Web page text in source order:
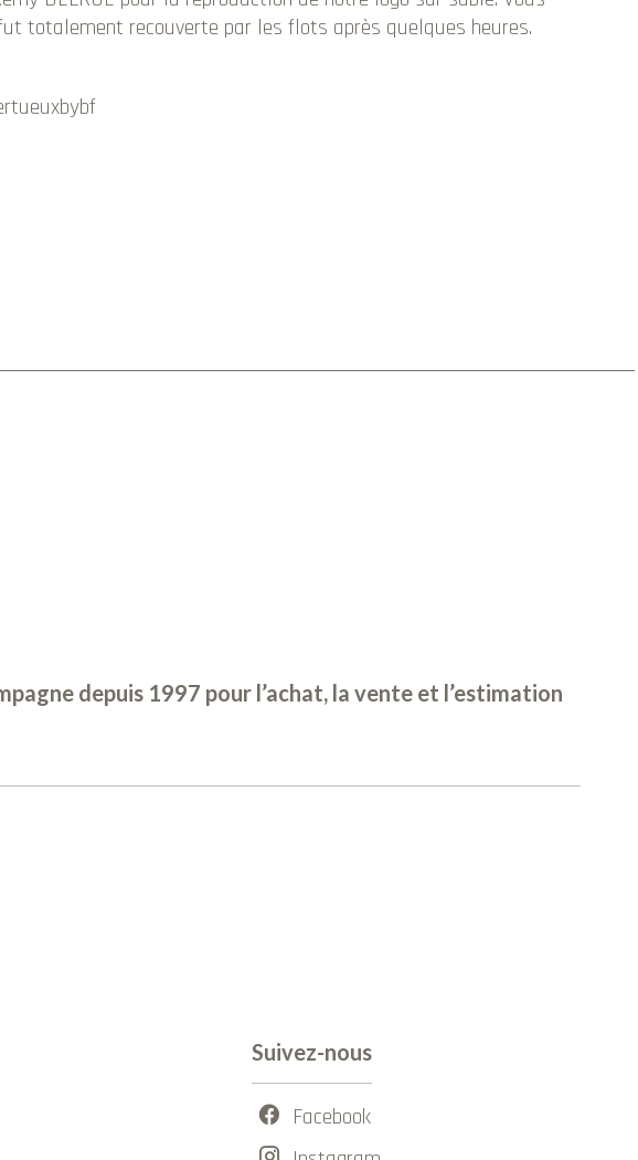
totalement recouverte par les flots après quelques heures.
depuis 1997 pour l’achat, la vente et l’estimation
Suivez-nous
Facebook